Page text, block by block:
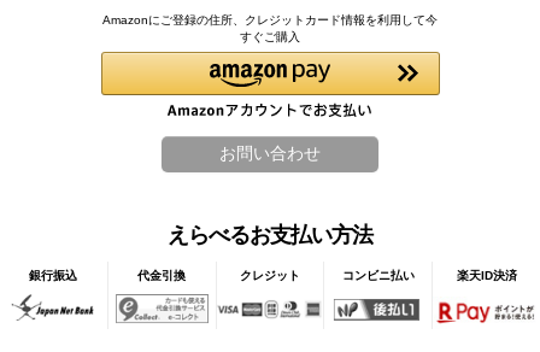
Amazonにご登録の住所、クレジットカード情報を利用して今
すぐご購入
えらべるお支払い方法
銀行振込 代金引換 クレジット コンビニ払い 楽天ID決済